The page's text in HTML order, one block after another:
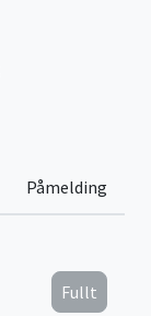
Påmelding
Fullt